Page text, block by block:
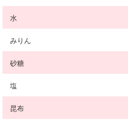
水
みりん
砂糖
塩
昆布